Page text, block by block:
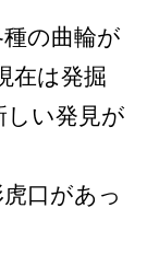
の曲輪が
在は発掘
しい発見が
口があっ